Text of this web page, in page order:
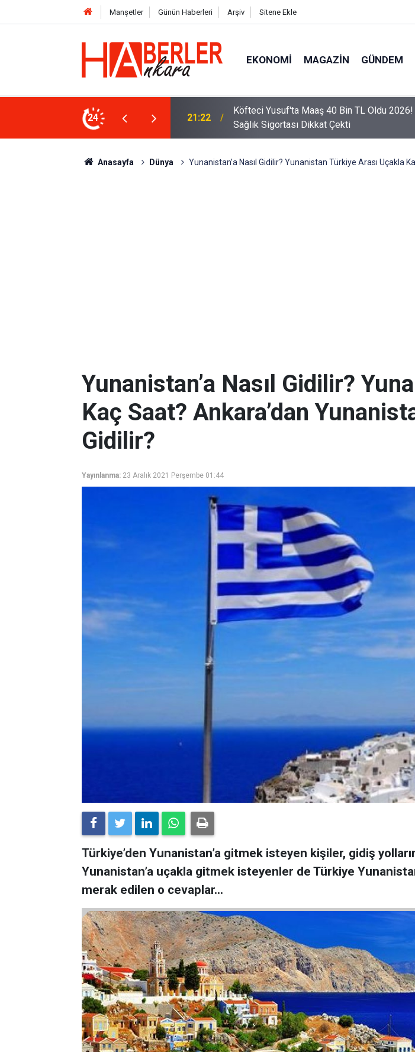
Manşetler Günün Haberleri Arşiv Sitene Ekle
EKONOMI MAGAZIN GÜNDEM
24
2026! Bayram Primi, Erzak Yardımı ve
12:33 Sürücüler Dikkat! Yeni Dönemde 3 İhlal
Anasayfa Dünya Yunanistan’a Nasıl Gidilir? Yunanistan Türkiye Arası Uçakla
Yunanistan’a Nasıl Gidilir?
Kaç Saat? Ankara’dan
Gidilir?
Yayınlanma: 23 Aralık 2021 Perşembe 01:44
Türkiye’den Yunanistan’a gitmek isteyen kişiler, gidiş
Yunanistan’a uçakla gitmek isteyenler de Türkiye
merak edilen o cevaplar...